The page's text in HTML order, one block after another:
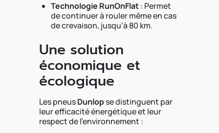
Technologie RunOnFlat: Permet
de continuer à rouler même en cas
de crevaison, jusqu’à 80 km.
Une solution
économique et
écologique
Les pneusDunlopse distinguent par
leur efficacité énergétique et leur
respect de l’environnement :